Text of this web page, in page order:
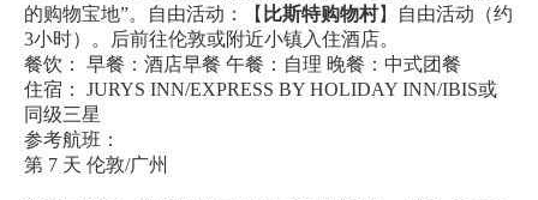
的购物宝地”。自由活动：【 比斯特购物村】自由活动（约
3小时）。后前往伦敦或附近小镇入住酒店。
餐饮： 早餐：酒店早餐 午餐：自理 晚餐：中式团餐
住宿： JURYS INN/EXPRESS BY HOLIDAY INN/IBIS或
同级三星
参考航班：
第 7 天 伦敦/广州